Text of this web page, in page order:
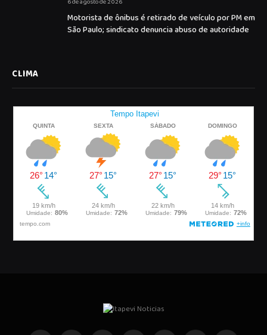
Motorista de ônibus é retirado de veículo por PM em
São Paulo; sindicato denuncia abuso de autoridade
CLIMA